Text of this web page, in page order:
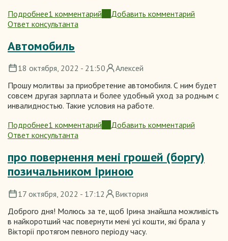
Подробнее
о
Исцеление
1 комментарий
Добавить комментарий
Ответ консультанта
Автомобиль
18 октября, 2022 - 21:50
Алексей
Прошу молитвы за приобретение автомобиля. С ним будет
совсем другая зарплата и более удобный уход за родным с
инвалидностью. Такие условия на работе.
Подробнее
о
Автомобиль
1 комментарий
Добавить комментарий
Ответ консультанта
про повернення мені грошей (боргу)
позичальником Іриною
17 октября, 2022 - 17:12
Виктория
Доброго дня! Молюсь за те, щоб Ірина знайшла можливість
в найкоротший час повернути мені усі кошти, які брала у
Вікторії протягом певного періоду часу.